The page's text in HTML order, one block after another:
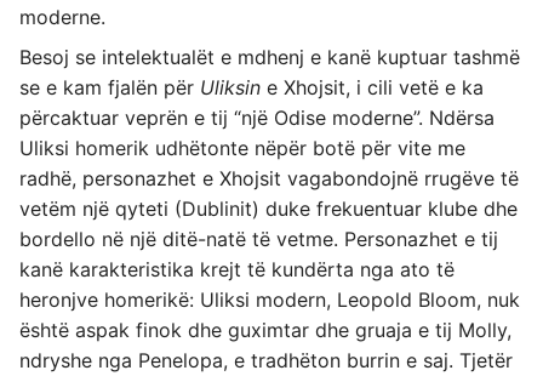
moderne.
Besoj se intelektualët e mdhenj e kanë kuptuar tashmë
se e kam fjalën për Uliksin e Xhojsit, i cili vetë e ka
përcaktuar veprën e tij “një Odise moderne”. Ndërsa
Uliksi homerik udhëtonte nëpër botë për vite me
radhë, personazhet e Xhojsit vagabondojnë rrugëve të
vetëm një qyteti (Dublinit) duke frekuentuar klube dhe
bordello në një ditë-natë të vetme. Personazhet e tij
kanë karakteristika krejt të kundërta nga ato të
heronjve homerikë: Uliksi modern, Leopold Bloom, nuk
është aspak finok dhe guximtar dhe gruaja e tij Molly,
ndryshe nga Penelopa, e tradhëton burrin e saj. Tjetër